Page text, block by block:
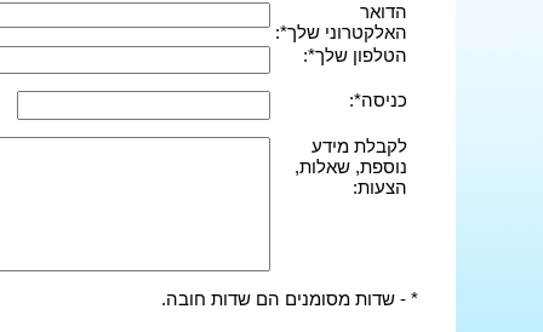
הדואר
האלקטרוני שלך*:
הטלפון שלך*:
כניסה*:
לקבלת מידע
נוספת, שאלות,
הצעות:
* - שדות מסומנים הם שדות חובה.